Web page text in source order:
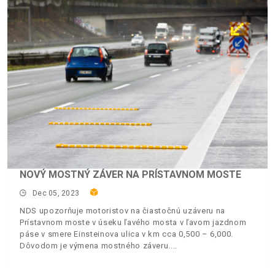
NOVÝ MOSTNÝ ZÁVER NA PRÍSTAVNOM MOSTE
Dec 05, 2023
NDS upozorňuje motoristov na čiastočnú uzáveru na
Prístavnom moste v úseku ľavého mosta v ľavom jazdnom
páse v smere Einsteinova ulica v km cca 0,500 – 6,000.
Dôvodom je výmena mostného záveru.